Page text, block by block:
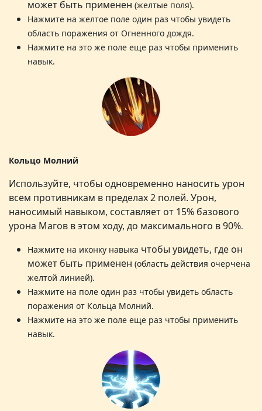
может быть применен (желтые поля).
Нажмите на желтое поле один раз чтобы увидеть
область поражения от Огненного дождя.
Нажмите на это же поле еще раз чтобы применить
навык.
Кольцо Молний
Используйте, чтобы одновременно наносить урон
всем противникам в пределах 2 полей. Урон,
наносимый навыком, составляет от 15% базового
урона Магов в этом ходу, до максимального в 90%.
Нажмите на иконку навыка чтобы увидеть, где он
может быть применен (область действия очерчена
желтой линией).
Нажмите на поле один раз чтобы увидеть область
поражения от Кольца Молний.
Нажмите на это же поле еще раз чтобы применить
навык.